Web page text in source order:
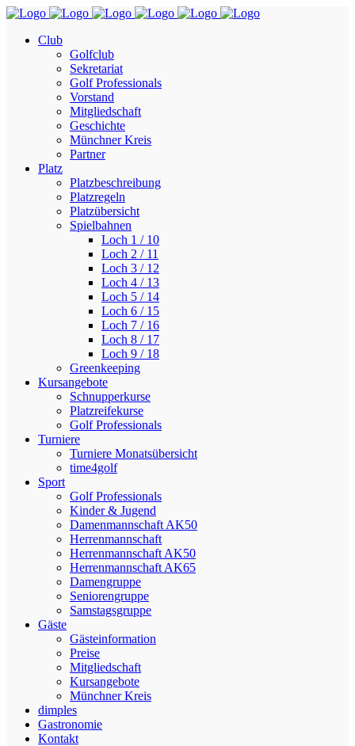
Club
Golfclub
Sekretariat
Golf Professionals
Vorstand
Mitgliedschaft
Geschichte
Münchner Kreis
Partner
Platz
Platzbeschreibung
Platzregeln
Platzübersicht
Spielbahnen
Loch 1 / 10
Loch 2 / 11
Loch 3 / 12
Loch 4 / 13
Loch 5 / 14
Loch 6 / 15
Loch 7 / 16
Loch 8 / 17
Loch 9 / 18
Greenkeeping
Kursangebote
Schnupperkurse
Platzreifekurse
Golf Professionals
Turniere
Turniere Monatsübersicht
time4golf
Sport
Golf Professionals
Kinder & Jugend
Damenmannschaft AK50
Herrenmannschaft
Herrenmannschaft AK50
Herrenmannschaft AK65
Damengruppe
Seniorengruppe
Samstagsgruppe
Gäste
Gästeinformation
Preise
Mitgliedschaft
Kursangebote
Münchner Kreis
dimples
Gastronomie
Kontakt